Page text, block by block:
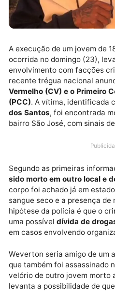
A execução de um jovem
ocorrida no domingo (23),
envolvimento com
recente trégua nacional
Vermelho (CV) e o
dos Santos, foi
bairro São José, com
Segundo as primeiras
sido morto em outro local
corpo foi achado já em
sangue seco e a
hipótese da polícia é que
uma possíveldívida de